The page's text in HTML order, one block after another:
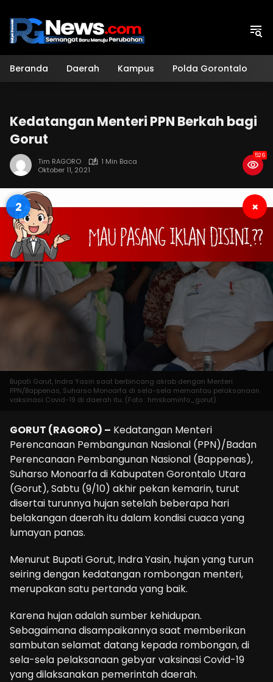
konten
Beranda Daerah Kampus Polda Gorontalo
Kedatangan Menteri PPN Berkah bagi
Gorut
Tim RAGORO
1 Min Baca
Oktober 11, 2021
526
1 ×
Bupati Gorut, Indra Yasin saat berbincang akrab dengan Menteri
PPN/Bappenas, Suharso Monoarfa di sela-sela memantau pelaksanaan
vaksinasi Covid-19 di daerah itu. (Foto : hmskominfo_gorut)
GORUT (RAGORO) – Kedatangan Menteri
Perencanaan Pembangunan Nasional (PPN)/Badan
Perencanaan Pembangunan Nasional (Bappenas),
Suharso Monoarfa di Kabupaten Gorontalo Utara
(Gorut), Sabtu (9/10) akhir pekan kemarin, turut
disertai turunnya hujan setelah beberapa hari
belakangan daerah itu dalam kondisi cuaca yang
lumayan panas.
Menurut Bupati Gorut, Indra Yasin, hujan yang turun
seiring dengan kedatangan rombongan menteri,
merupakan satu pertanda yang baik.
Karena hujan adalah sumber kehidupan.
Sebagaimana disampaikannya saat memberikan
sambutan selamat datang kepada rombongan, di
sela-sela pelaksanaan gebyar vaksinasi Covid-19
yang dilaksanakan pemerintah daerah.